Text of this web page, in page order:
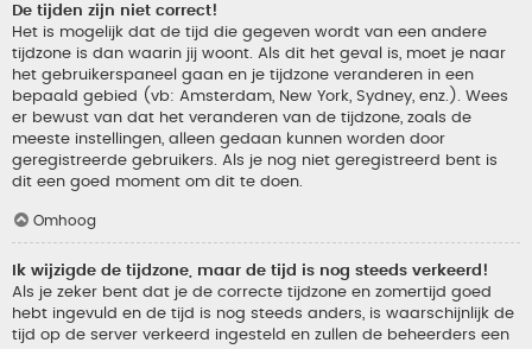
De tijden zijn niet correct!
Het is mogelijk dat de tijd die gegeven wordt van een andere
tijdzone is dan waarin jij woont. Als dit het geval is, moet je naar
het gebruikerspaneel gaan en je tijdzone veranderen in een
bepaald gebied (vb: Amsterdam, New York, Sydney, enz.). Wees
er bewust van dat het veranderen van de tijdzone, zoals de
meeste instellingen, alleen gedaan kunnen worden door
geregistreerde gebruikers. Als je nog niet geregistreerd bent is
dit een goed moment om dit te doen.
Omhoog
Ik wijzigde de tijdzone, maar de tijd is nog steeds verkeerd!
Als je zeker bent dat je de correcte tijdzone en zomertijd goed
hebt ingevuld en de tijd is nog steeds anders, is waarschijnlijk de
tijd op de server verkeerd ingesteld en zullen de beheerders een